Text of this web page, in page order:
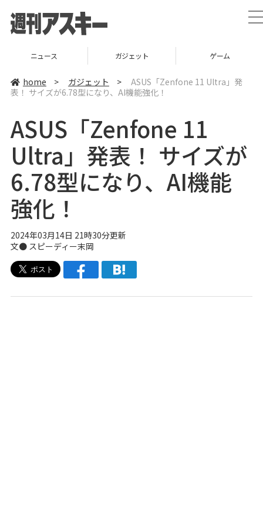
t
o
ニュース ガジェット ゲーム
home > ガジェット >
ASUS「Zenfone 11 Ultra」発
表！ サイズが6.78型になり、AI機能強化！
ASUS「Zenfone 11
Ultra」発表！ サイズが
6.78型になり、AI機能
強化！
2024年03月14日 21時30分更新
文● スピーディー末岡